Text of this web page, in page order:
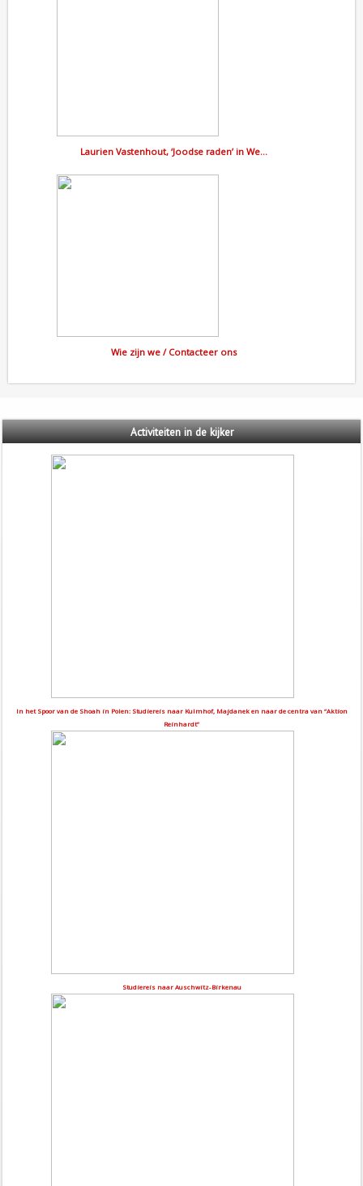
Laurien Vastenhout, ‘Joodse raden’ in We…
Wie zijn we / Contacteer ons
Activiteitenin de kijker
In het Spoor van de Shoah in Polen: Studiereis naar Kulmhof, Majdanek en naar de centra van “Aktion
Reinhardt”
Studiereis naar Auschwitz-Birkenau